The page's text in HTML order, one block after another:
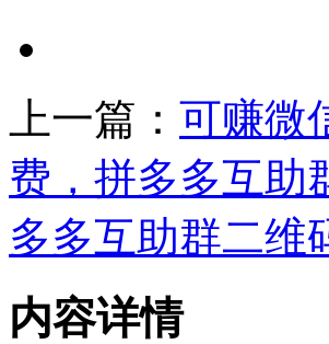
上一篇： 可赚微
费，拼多多互助
多多互助群二维
内容详情